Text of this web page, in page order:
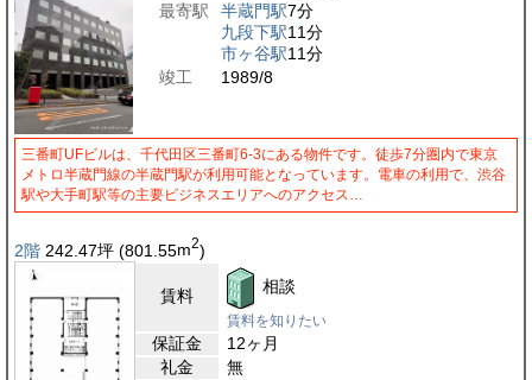
最寄駅
半蔵門駅7分
九段下駅11分
市ヶ谷駅11分
竣工
1989/8
三番町UFビルは、千代田区三番町6-3にある物件です。徒歩7分圏内で東京
メトロ半蔵門線の半蔵門駅が利用可能となっています。電車の利用で、渋谷
駅や大手町駅等の主要ビジネスエリアへのアクセス…
2階 242.47坪 (801.55m2)
賃料 相談
賃料を知りたい
保証金
12ヶ月
礼金
無